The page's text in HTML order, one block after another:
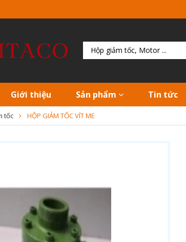
Giới thiệu Sản phẩm Tin tức
tốc HỘP GIẢM TỐC VÍT ME